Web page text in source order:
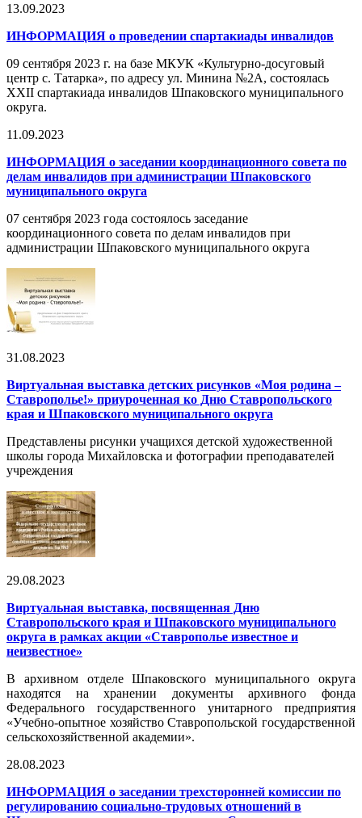
13.09.2023
ИНФОРМАЦИЯ о проведении спартакиады инвалидов
09 сентября 2023 г. на базе МКУК «Культурно-досуговый
центр с. Татарка», по адресу ул. Минина №2А, состоялась
XXII спартакиада инвалидов Шпаковского муниципального
округа.
11.09.2023
ИНФОРМАЦИЯ о заседании координационного совета по
делам инвалидов при администрации Шпаковского
муниципального округа
07 сентября 2023 года состоялось заседание
координационного совета по делам инвалидов при
администрации Шпаковского муниципального округа
31.08.2023
Виртуальная выставка детских рисунков «Моя родина –
Ставрополье!» приуроченная ко Дню Ставропольского
края и Шпаковского муниципального округа
Представлены рисунки учащихся детской художественной
школы города Михайловска и фотографии преподавателей
учреждения
29.08.2023
Виртуальная выставка, посвященная Дню
Ставропольского края и Шпаковского муниципального
округа в рамках акции «Ставрополье известное и
неизвестное»
В архивном отделе Шпаковского муниципального округа
находятся на хранении документы архивного фонда
Федерального государственного унитарного предприятия
«Учебно-опытное хозяйство Ставропольской государственной
сельскохозяйственной академии».
28.08.2023
ИНФОРМАЦИЯ о заседании трехсторонней комиссии по
регулированию социально-трудовых отношений в